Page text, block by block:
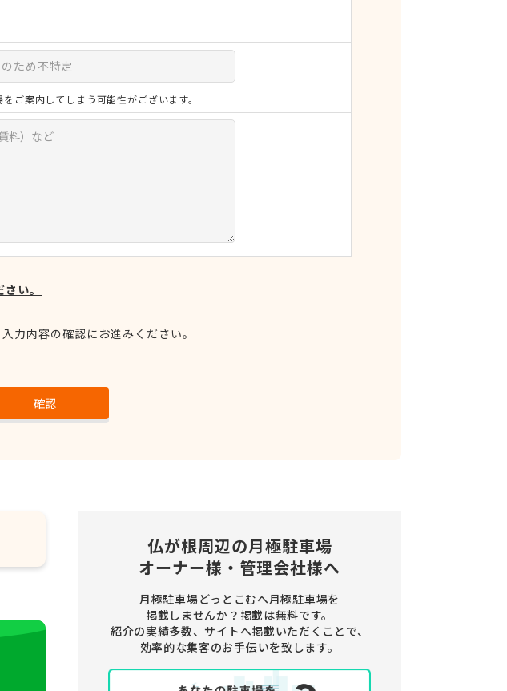
ご案内してしまう可能性がございます。
い。
入力内容の確認にお進みください。
確認
仏が根周辺の月極駐車場
オーナー様・管理会社様へ
月極駐車場どっとこむへ月極駐車場を
掲載しませんか？ 掲載は無料です。
紹介の実績多数、サイトへ掲載いただくことで、
効率的な集客のお手伝いを致します。